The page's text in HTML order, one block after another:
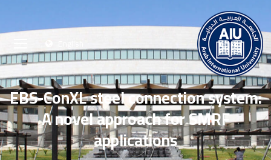
EBS-ConXL steel connection system:
A novel approach for SMRF
applications